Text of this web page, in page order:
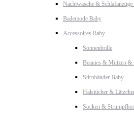
Nachtwäsche &
Bademode Baby
Accessoires Baby
Sonnenbrille
Beanies & Mützen
Stirnbänder Baby
Halstücher &
Socken &